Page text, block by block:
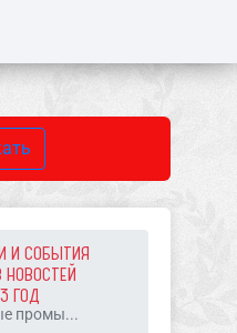
И СОБЫТИЯ
НОВОСТЕЙ
ГОД
промы...